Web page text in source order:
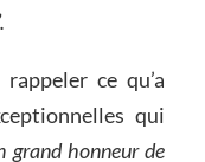
ce qu’a
qui
grand honneur de